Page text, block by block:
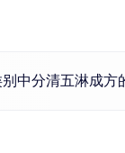
中分清五淋成